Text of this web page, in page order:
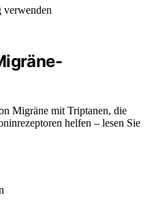
Migräne mit Triptanen, die
helfen – lesen Sie